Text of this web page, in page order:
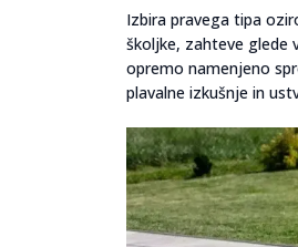
Izbira pravega tipa
školjke, zahteve glede
opremo namenjeno
plavalne izkušnje in